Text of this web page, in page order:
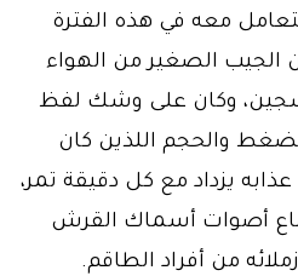
معه في هذه الفترة
حيث أن الجيب الصغير من الهواء
وكان على وشك لفظ
والحجم اللذين كان
يزداد مع كل دقيقة تمر،
أصوات أسماك القرش
من أفراد الطاقم.